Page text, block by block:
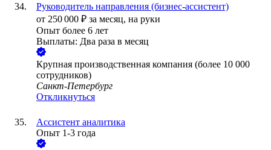
Руководитель направления (бизнес-ассистент)
от 250 000 ₽ за месяц, на руки
Опыт более 6 лет
Выплаты: Два раза в месяц
Крупная производственная компания (более 10 000
сотрудников)
Санкт-Петербург
Откликнуться
Ассистент аналитика
Опыт 1-3 года